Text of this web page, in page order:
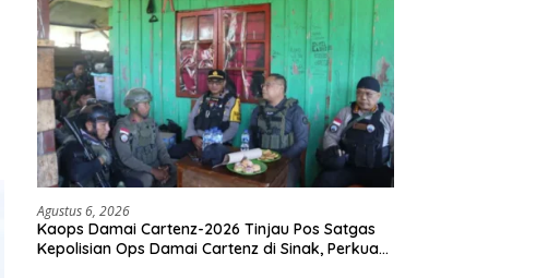
Agustus 6, 2026
Kaops Damai Cartenz-2026 Tinjau Pos Satgas
Kepolisian Ops Damai Cartenz di Sinak, Perkuat